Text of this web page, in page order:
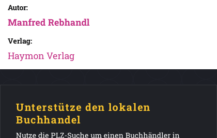
Autor:
Manfred Rebhandl
Verlag:
Haymon Verlag
Unterstütze den lokalen
Buchhandel
Nutze die PLZ-Suche um einen Buchhändler in